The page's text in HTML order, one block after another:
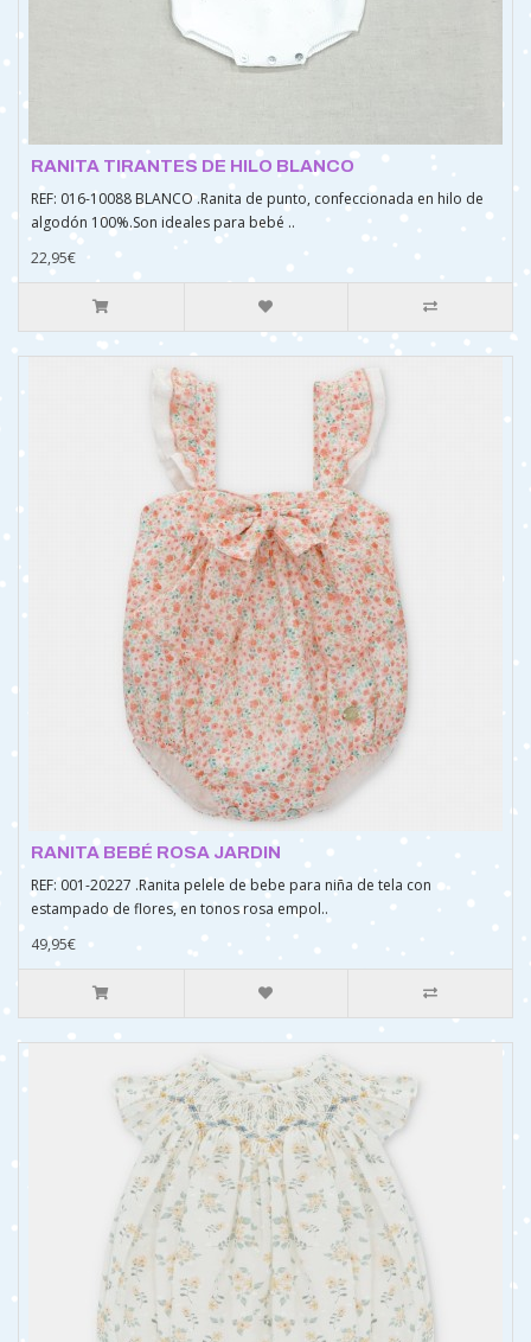
RANITA TIRANTES DE HILO BLANCO
REF: 016-10088 BLANCO .Ranita de punto, confeccionada en hilo de
algodón 100%.Son ideales para bebé ..
22,95€
RANITA BEBÉ ROSA JARDIN
REF: 001-20227 .Ranita pelele de bebe para niña de tela con
estampado de flores, en tonos rosa empol..
49,95€